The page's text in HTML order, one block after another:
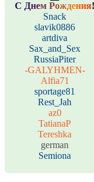
С Днем Рождения!
Snack
slavik0886
artdiva
Sax_and_Sex
RussiaPiter
-GALYHMEN-
Alfia71
sportage81
Rest_Jah
az0
TatianaP
Tereshka
german
Semiona